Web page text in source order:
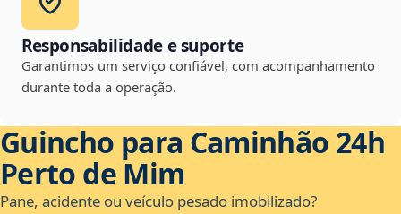
Responsabilidade e suporte
Garantimos um serviço confiável, com acompanhamento
durante toda a operação.
Guincho para Caminhão 24h
Perto de Mim
Pane, acidente ou veículo pesado imobilizado?